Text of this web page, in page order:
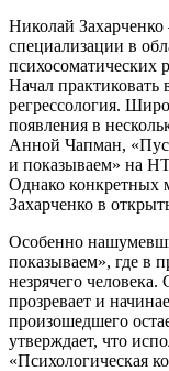
Николай
специализации в
психосоматических
Начал практиковать
регрессология.
появления в
Анной Чапман,
и показываем» на
Однако конкретных
Захарченко в
Особенно
показываем», где в
незрячего
прозревает и
произошедшего
утверждает, что
«Психологическая